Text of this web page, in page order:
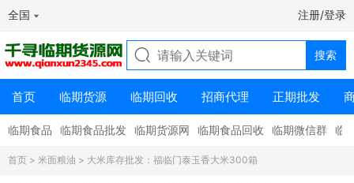
全国 注册/登录
首页 临期货源 临期回收 招商代理 正期批发
临期食品 临期食品批发 临期货源网 临期食品回收 临期微信群 临
首页 > 米面粮油 > 大米库存批发：福临门泰玉香大米300箱